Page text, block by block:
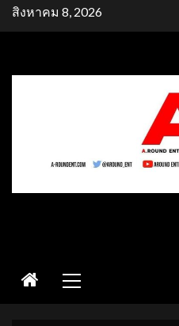
Skipสิงหาคม 8, 2026
Menu